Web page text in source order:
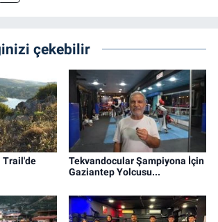
çekebilir
Trail'de
Tekvandocular Şampiyona İçin
Gaziantep Yolcusu...